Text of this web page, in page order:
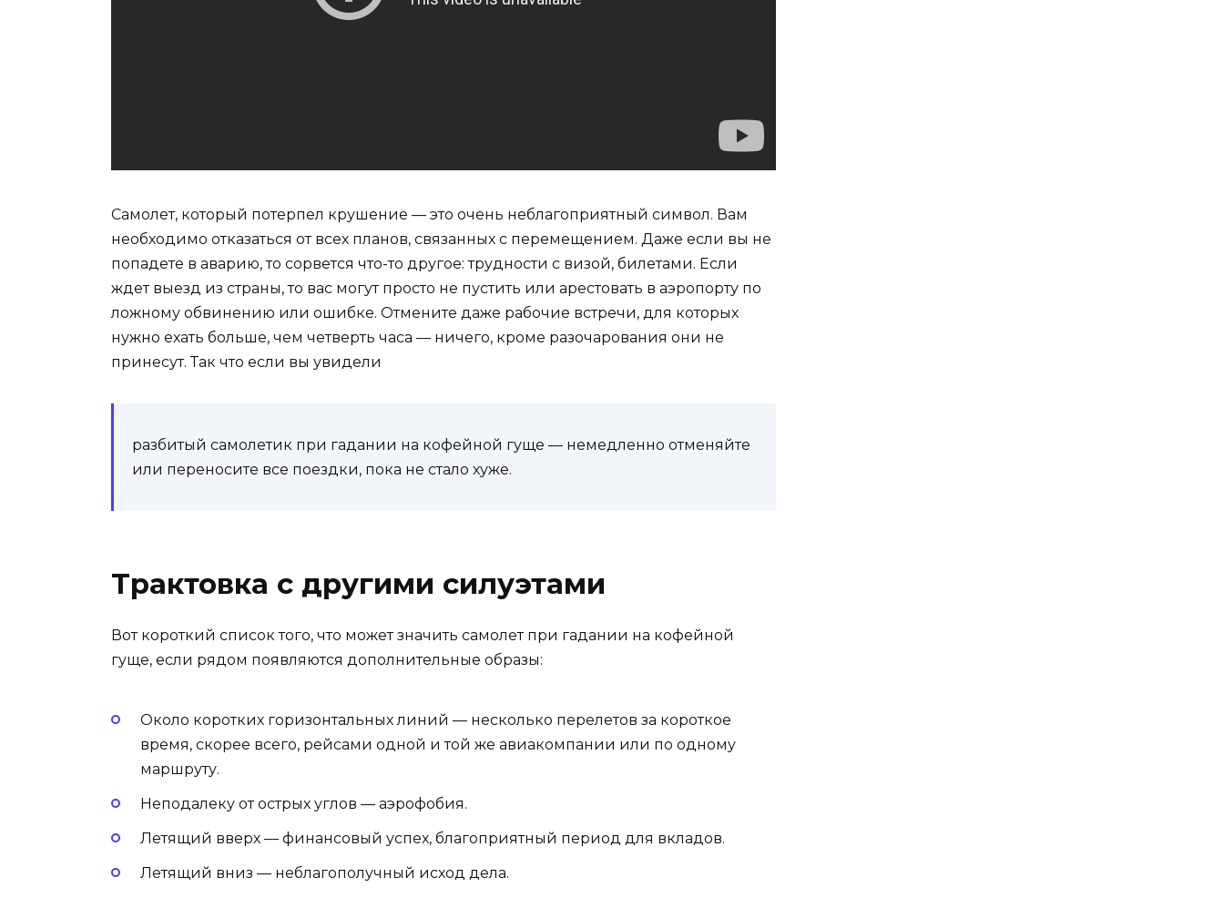
Самолет, который потерпел крушение — это очень неблагоприятный символ. Вам
необходимо отказаться от всех планов, связанных с перемещением. Даже если вы не
попадете в аварию, то сорвется что-то другое: трудности с визой, билетами. Если
ждет выезд из страны, то вас могут просто не пустить или арестовать в аэропорту по
ложному обвинению или ошибке. Отмените даже рабочие встречи, для которых
нужно ехать больше, чем четверть часа — ничего, кроме разочарования они не
принесут. Так что если вы увидели
разбитый самолетик при гадании на кофейной гуще — немедленно отменяйте
или переносите все поездки, пока не стало хуже.
Трактовка с другими силуэтами
Вот короткий список того, что может значить самолет при гадании на кофейной
гуще, если рядом появляются дополнительные образы:
Около ко­рот­ких го­ризон­таль­ных ли­ний — несколько перелетов за короткое
время, скорее всего, рейсами одной и той же авиакомпании или по одному
маршруту.
Неподалеку от ос­трых уг­лов — аэрофобия.
Ле­тящий вверх — финансовый успех, благоприятный период для вкладов.
Ле­тящий вниз — неблагополучный исход дела.